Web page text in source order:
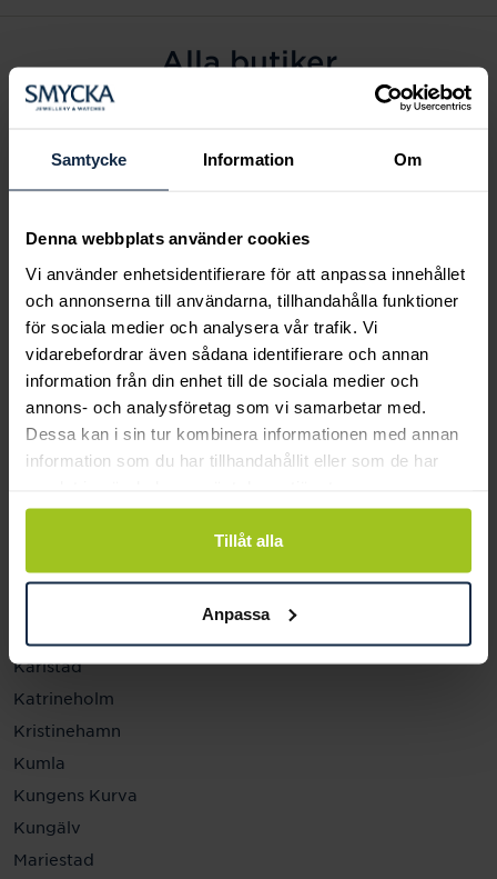
Samtycke Information Om
Denna webbplats använder cookies
Vi använder enhetsidentifierare för att anpassa innehållet
och annonserna till användarna, tillhandahålla funktioner
för sociala medier och analysera vår trafik. Vi
vidarebefordrar även sådana identifierare och annan
information från din enhet till de sociala medier och
annons- och analysföretag som vi samarbetar med.
Dessa kan i sin tur kombinera informationen med annan
information som du har tillhandahållit eller som de har
Tillåt alla
Anpassa
Alla butiker
Alingsås
Arvidsjaur
Eksjö
Fagersta
Farsta
Gävle
Halmstad
Halmstad Hallarna
Haninge
Helsingborg
Jönköping
Karlstad
Katrineholm
Kristinehamn
Kumla
Kungens Kurva
Kungälv
Mariestad